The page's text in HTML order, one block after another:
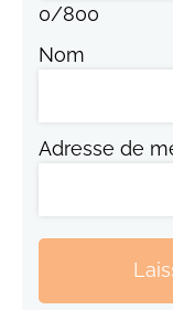
0/800
Nom
Adresse de